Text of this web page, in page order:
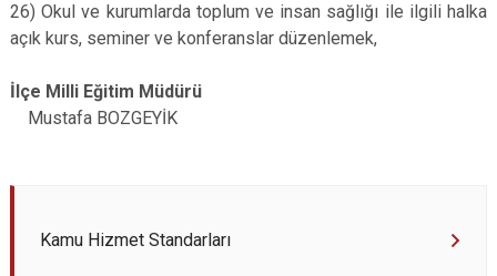
26) Okul ve kurumlarda toplum ve insan sağlığı ile ilgili halka
açık kurs, seminer ve konferanslar düzenlemek,
İlçe Milli Eğitim Müdürü
Mustafa BOZGEYİK
Kamu Hizmet Standarları